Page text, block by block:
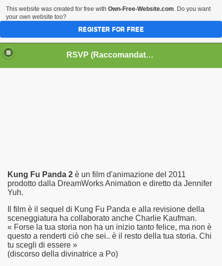
HOME BIOGRAFIE
CINEMA
DATABASE LIBRI
LIBRI
MUSICA
RSVP (Raccomandati Se Vi Piacciono)
Kung Fu Panda 2 è un film d'animazione del 2011
prodotto dalla DreamWorks Animation e diretto da Jennifer
Yuh.
Il film è il sequel di Kung Fu Panda e alla revisione della
sceneggiatura ha collaborato anche Charlie Kaufman.
« Forse la tua storia non ha un inizio tanto felice, ma non è
questo a renderti ciò che sei.. è il resto della tua storia. Chi
tu scegli di essere »
(discorso della divinatrice a Po)
edizione del Premio Strega.
This website was created for free with Own-Free-Website.com. Do you want
your own website too?
REGISTER FOR FREE